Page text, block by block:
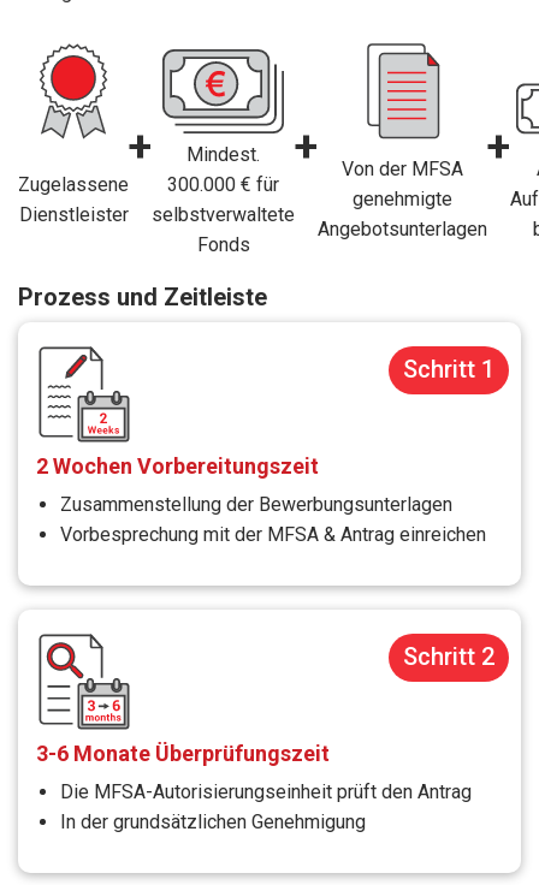
+ + +
Zugelassene
Dienstleister
Mindest.
300.000 € für
selbstverwaltete
Fonds
Von der MFSA
genehmigte
Angebotsunterlagen
Prozess und Zeitleiste
Schritt 1
2 Wochen Vorbereitungszeit
Zusammenstellung der Bewerbungsunterlagen
Vorbesprechung mit der MFSA & Antrag einreichen
Schritt 2
3-6 Monate Überprüfungszeit
Die MFSA-Autorisierungseinheit prüft den Antrag
In der grundsätzlichen Genehmigung